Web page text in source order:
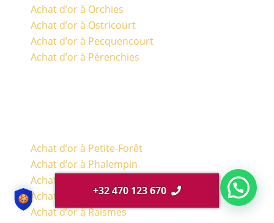
Achat d’or à Orchies
Achat d’or à Ostricourt
Achat d’or à Pecquencourt
Achat d’or à Pérenchies
Achat d’or à Petite-Forêt
Achat d’or à Phalempin
Achat d’or à Quesnoy-sur-Deule
Achat d’or à Quievrechain
Achat d’or à Raismes
+32 470 123 670